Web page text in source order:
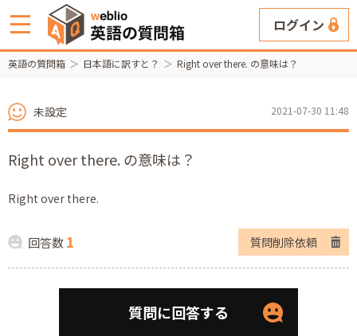
ログイン
英語の質問箱 日本語に訳すと？ Right over there. の意味は？
未設定 2021-07-30 11:48
Right over there. の意味は？
Right over there.
回答数1 質問削除依頼
質問に回答する